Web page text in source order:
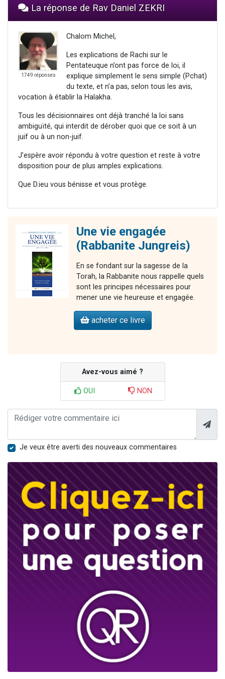
La réponse de Rav Daniel ZEKRI
1749 réponses
Chalom Michel,
Les explications de Rachi sur le
Pentateuque n’ont pas force de loi, il
explique simplement le sens simple (Pchat)
du texte, et n’a pas, selon tous les avis,
vocation à établir la Halakha.
Tous les décisionnaires ont déjà tranché la loi sans
ambiguïté, qui interdit de dérober quoi que ce soit à un
juif ou à un non-juif.
J’espère avoir répondu à votre question et reste à votre
disposition pour de plus amples explications.
Que D.ieu vous bénisse et vous protège.
Une vie engagée
(Rabbanite Jungreis)
En se fondant sur la sagesse de la
Torah, la Rabbanite nous rappelle quels
sont les principes nécessaires pour
mener une vie heureuse et engagée.
acheter ce livre
Avez-vous aimé ?
OUI NON
Je veux être averti des nouveaux commentaires